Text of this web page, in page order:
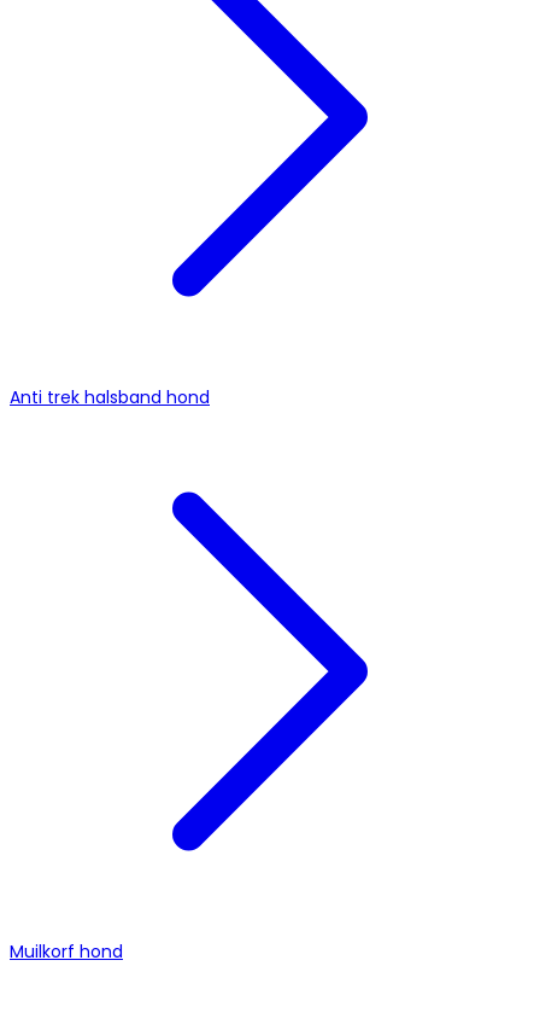
Anti trek halsband hond
Muilkorf hond